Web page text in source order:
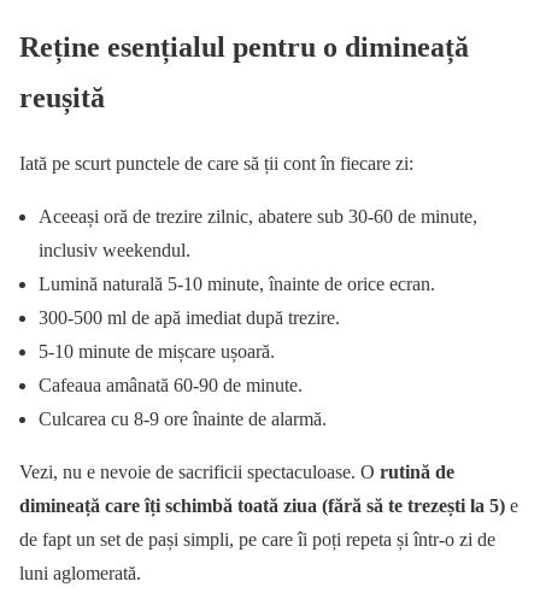
Reține esențialul pentru o dimineață
reușită
Iată pe scurt punctele de care să ții cont în fiecare zi:
Aceeași oră de trezire zilnic, abatere sub 30-60 de minute,
inclusiv weekendul.
Lumină naturală 5-10 minute, înainte de orice ecran.
300-500 ml de apă imediat după trezire.
5-10 minute de mișcare ușoară.
Cafeaua amânată 60-90 de minute.
Culcarea cu 8-9 ore înainte de alarmă.
Vezi, nu e nevoie de sacrificii spectaculoase. O rutină de
dimineață care îți schimbă toată ziua (fără să te trezești la 5) e
de fapt un set de pași simpli, pe care îi poți repeta și într-o zi de
luni aglomerată.